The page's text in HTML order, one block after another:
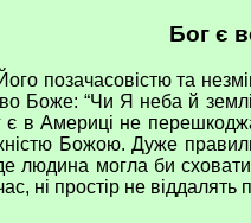
Бог є
та
Боже: “Чи Я неба й
є в Америці не
Божою. Дуже
могла би
ні простір не віддалять